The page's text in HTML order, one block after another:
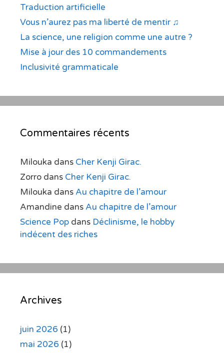
Traduction artificielle
Vous n’aurez pas ma liberté de mentir ♫
La science, une religion comme une autre ?
Mise à jour des 10 commandements
Inclusivité grammaticale
Commentaires récents
Milouka dans Cher Kenji Girac.
Zorro dans Cher Kenji Girac.
Milouka dans Au chapitre de l’amour
Amandine dans Au chapitre de l’amour
Science Pop dans Déclinisme, le hobby
indécent des riches
Archives
juin 2026 (1)
mai 2026 (1)